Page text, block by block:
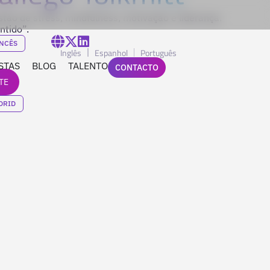
BLOG TALENTO
Inglês Espanhol Português
CONTACTO